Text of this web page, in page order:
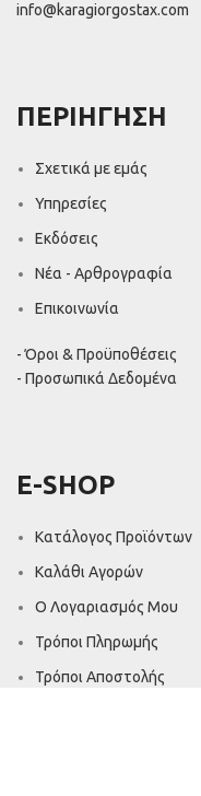
info@karagiorgostax.com
ΠΕΡΙΗΓΗΣΗ
Σχετικά με εμάς
Υπηρεσίες
Εκδόσεις
Νέα - Αρθρογραφία
Επικοινωνία
- Όροι & Προϋποθέσεις
- Προσωπικά Δεδομένα
E-SHOP
Κατάλογος Προϊόντων
Καλάθι Αγορών
Ο Λογαριασμός Μου
Τρόποι Πληρωμής
Τρόποι Αποστολής